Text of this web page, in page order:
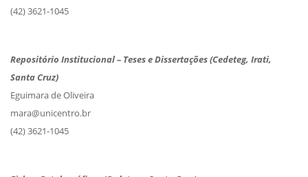
(42) 3621-1045
Repositório Institucional – Teses e Dissertações (Cedeteg, Irati,
Santa Cruz)
Eguimara de Oliveira
mara@unicentro.br
(42) 3621-1045